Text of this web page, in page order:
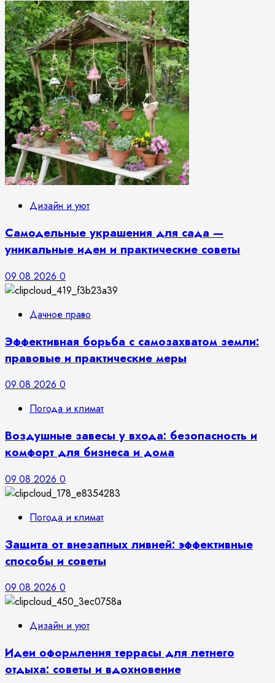
Дизайн и уют
Самодельные украшения для сада —
уникальные идеи и практические советы
09.08.2026 0
Дачное право
Эффективная борьба с самозахватом земли:
правовые и практические меры
09.08.2026 0
Погода и климат
Воздушные завесы у входа: безопасность и
комфорт для бизнеса и дома
09.08.2026 0
Погода и климат
Защита от внезапных ливней: эффективные
способы и советы
09.08.2026 0
Дизайн и уют
Идеи оформления террасы для летнего
отдыха: советы и вдохновение